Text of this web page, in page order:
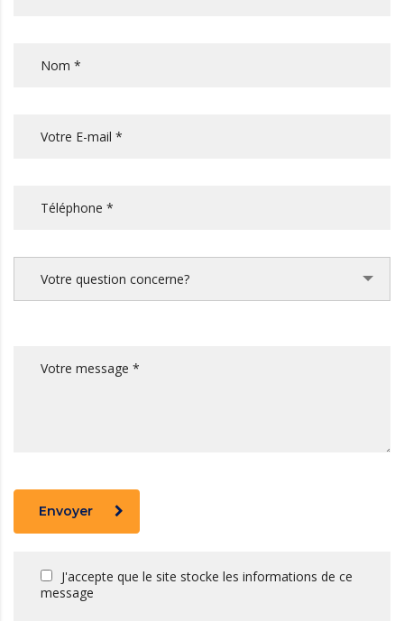
Votre question concerne?
Envoyer
J'accepte que le site stocke les informations de ce
message